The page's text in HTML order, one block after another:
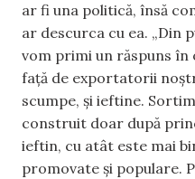
ar fi una politică, însă
ar descurca cu ea. „Din
vom primi un răspuns în
față de exportatorii
scumpe, și ieftine.
construit doar după
ieftin, cu atât este mai
promovate și populare.